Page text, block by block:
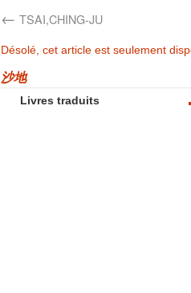
← TSAI,CHING-JU
Désolé, cet article est seulement
沙地
Livres traduits